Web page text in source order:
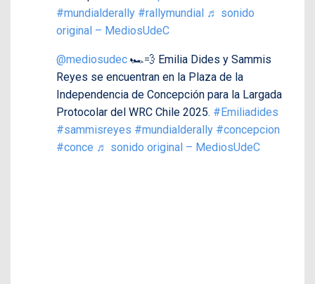
#mundialderally #rallymundial ♬ sonido
original – MediosUdeC
@mediosudec 🏎️💨 Emilia Dides y Sammis
Reyes se encuentran en la Plaza de la
Independencia de Concepción para la Largada
Protocolar del WRC Chile 2025. #Emiliadides
#sammisreyes #mundialderally #concepcion
#conce ♬ sonido original – MediosUdeC